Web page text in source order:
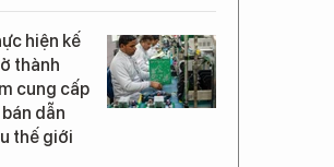
hiện kế
thành
cung cấp
dẫn
thế giới